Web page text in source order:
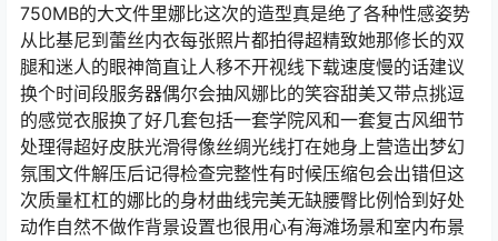
750MB的大文件里娜比这次的造型真是绝了各种性感姿势
从比基尼到蕾丝内衣每张照片都拍得超精致她那修长的双
腿和迷人的眼神简直让人移不开视线下载速度慢的话建议
换个时间段服务器偶尔会抽风娜比的笑容甜美又带点挑逗
的感觉衣服换了好几套包括一套学院风和一套复古风细节
处理得超好皮肤光滑得像丝绸光线打在她身上营造出梦幻
氛围文件解压后记得检查完整性有时候压缩包会出错但这
次质量杠杠的娜比的身材曲线完美无缺腰臀比例恰到好处
动作自然不做作背景设置也很用心有海滩场景和室内布景